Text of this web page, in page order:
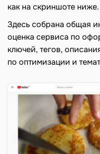
как на скриншоте ниже.
Здесь собрана общая
оценка сервиса по
ключей, тегов,
по оптимизации и